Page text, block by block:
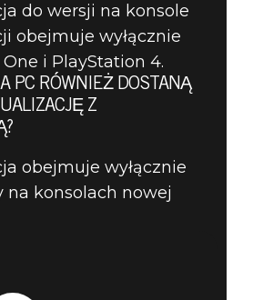
do wersji na konsole
obejmuje wyłącznie
i PlayStation 4.
PC RÓWNIEŻ DOSTANĄ
Z
obejmuje wyłącznie
na konsolach nowej